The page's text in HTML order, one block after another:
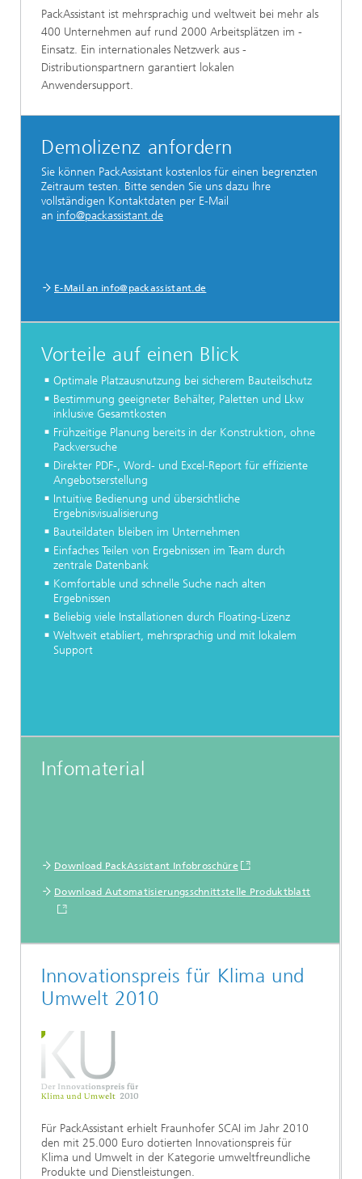
PackAssistant ist mehrsprachig und ­weltweit bei mehr als
400 ­Unternehmen auf rund 2000 Arbeitsplätzen im ­
Einsatz. Ein internationales Netzwerk aus ­
Distributionspartnern ­garantiert lokalen
Anwendersupport.
Demolizenz anfordern
Sie können PackAssistant kostenlos für einen begrenzten
Zeitraum testen. Bitte senden Sie uns dazu Ihre
vollständigen Kontaktdaten per E-Mail
an info@packassistant.de
E-Mail an info@packassistant.de
Vorteile auf einen Blick
Optimale Platzausnutzung bei sicherem Bauteilschutz
Bestimmung geeigneter Behälter, Paletten und Lkw
inklusive Gesamtkosten
Frühzeitige Planung bereits in der Konstruktion, ohne
Packversuche
Direkter PDF-, Word- und Excel-Report für effiziente
Angebotserstellung
Intuitive Bedienung und übersichtliche
Ergebnisvisualisierung
Bauteildaten bleiben im Unternehmen
Einfaches Teilen von Ergebnissen im Team durch
zentrale Datenbank
Komfortable und schnelle Suche nach alten
Ergebnissen
Beliebig viele Installationen durch Floating-Lizenz
Weltweit etabliert, mehrsprachig und mit lokalem
Support
Infomaterial
Download PackAssistant Infobroschüre
Download Automatisierungsschnittstelle Produktblatt
Innovationspreis für Klima und
Umwelt 2010
Für PackAssistant erhielt Fraunhofer SCAI im Jahr 2010
den mit 25.000 Euro dotierten Innovationspreis für
Klima und Umwelt in der Kategorie umweltfreundliche
Produkte und Dienstleistungen.